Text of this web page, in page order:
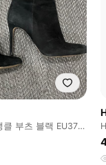
클 부츠 블랙 EU37/